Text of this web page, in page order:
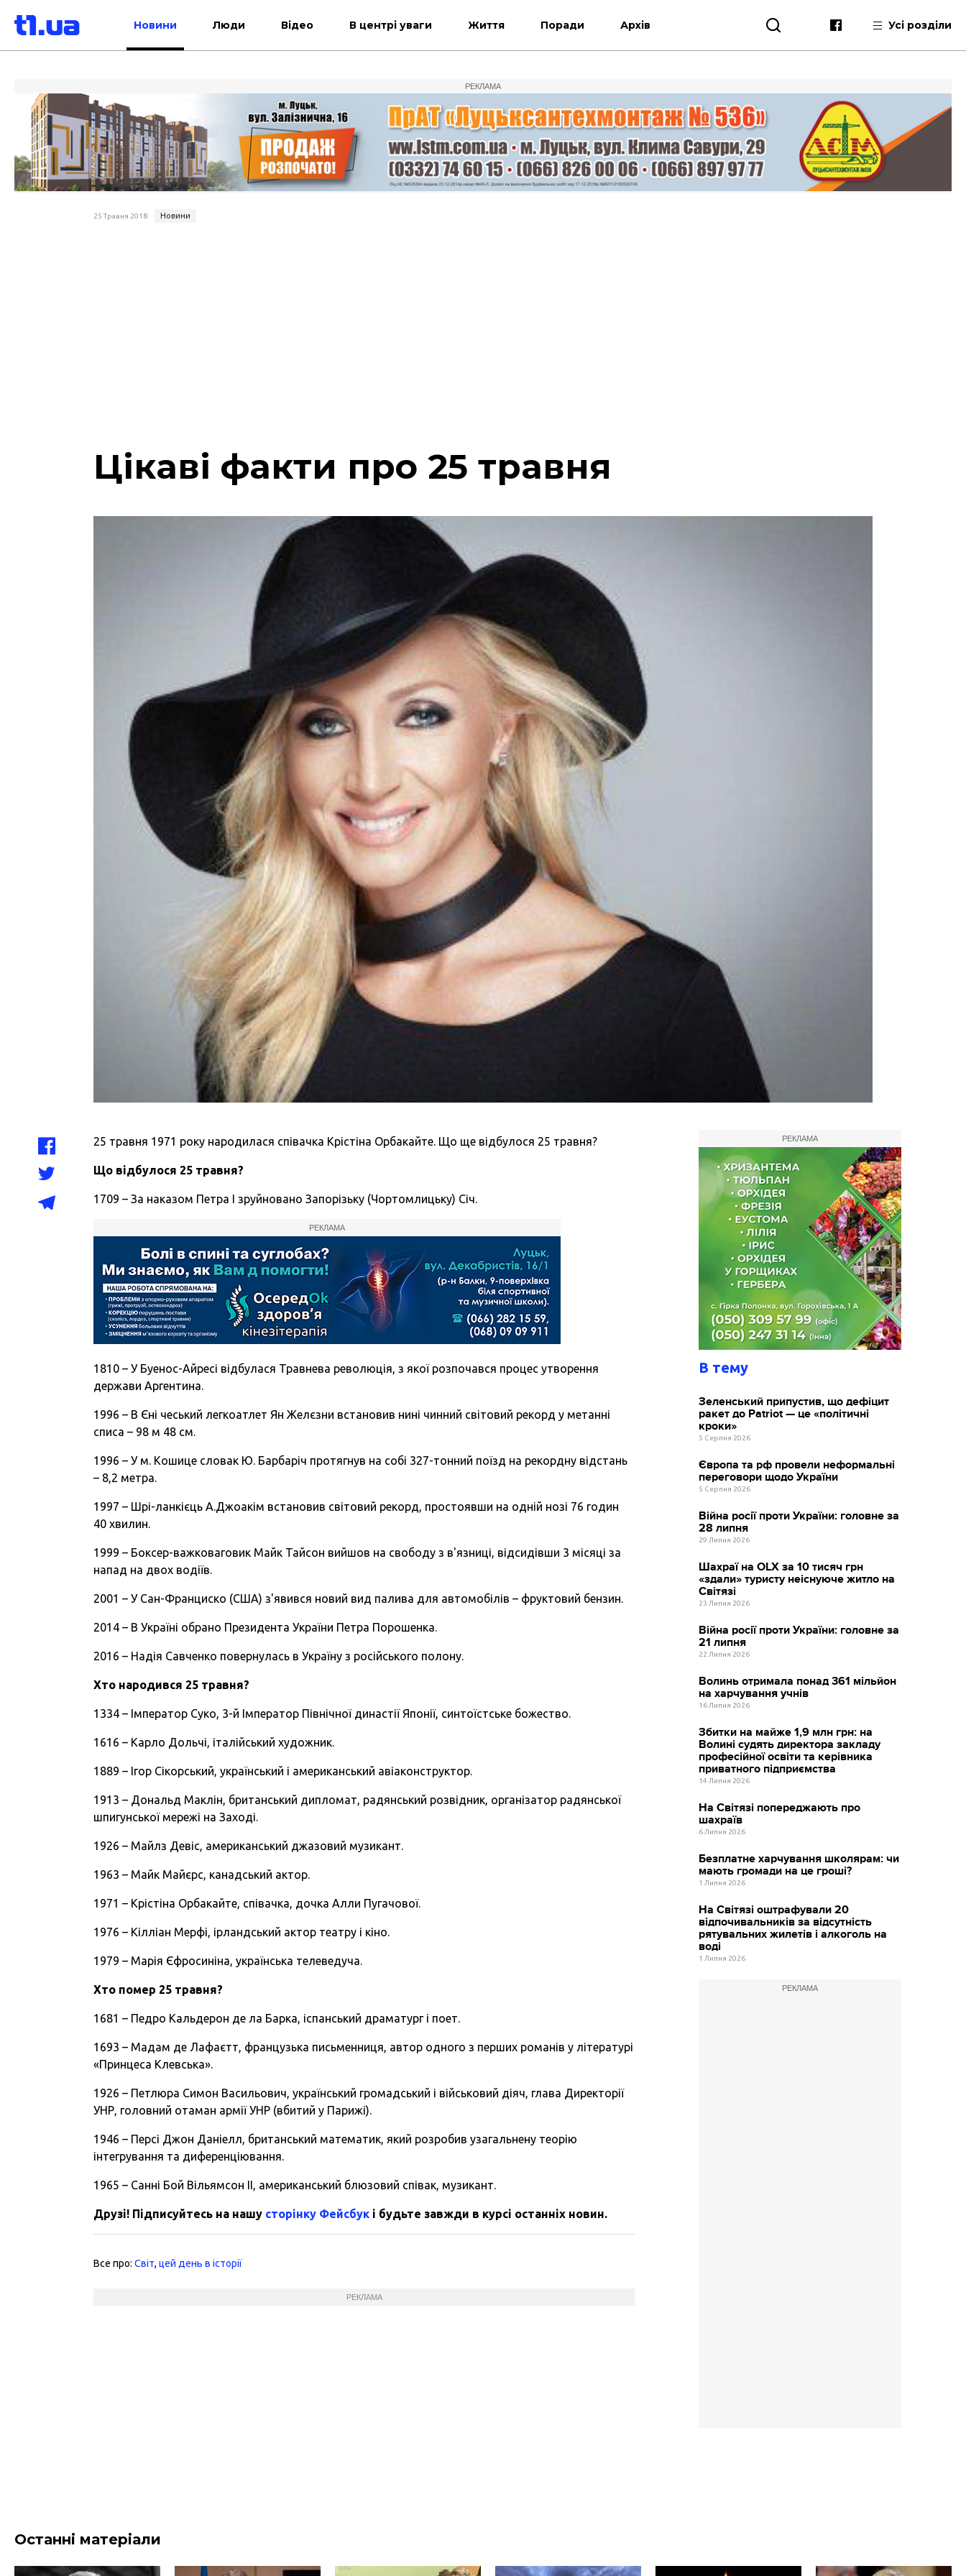
Новини Люди Відео В центрі уваги Життя Поради Архів Усі розділи
РЕКЛАМА
25 Травня 2018 Новини
Цікаві факти про 25 травня
25 травня 1971 року народилася співачка Крістіна Орбакайте. Що ще відбулося 25 травня?
Що відбулося 25 травня?
1709 – За наказом Петра I зруйновано Запорізьку (Чортомлицьку) Січ.
РЕКЛАМА
1810 – У Буенос-Айресі відбулася Травнева революція, з якої розпочався процес утворення
держави Аргентина.
1996 – В Єні чеський легкоатлет Ян Желєзни встановив нині чинний світовий рекорд у метанні
списа – 98 м 48 см.
1996 – У м. Кошице словак Ю. Барбаріч протягнув на собі 327-тонний поїзд на рекордну відстань
– 8,2 метра.
1997 – Шрі-ланкієць А.Джоакім встановив світовий рекорд, простоявши на одній нозі 76 годин
40 хвилин.
1999 – Боксер-важковаговик Майк Тайсон вийшов на свободу з в'язниці, відсидівши 3 місяці за
напад на двох водіїв.
2001 – У Сан-Франциско (США) з'явився новий вид палива для автомобілів – фруктовий бензин.
2014 – В Україні обрано Президента України Петра Порошенка.
2016 – Надія Савченко повернулась в Україну з російського полону.
Хто народився 25 травня?
1334 – Імператор Суко, 3-й Імператор Північної династії Японії, синтоїстське божество.
1616 – Карло Дольчі, італійський художник.
1889 – Ігор Сікорський, український і американський авіаконструктор.
1913 – Дональд Маклін, британський дипломат, радянський розвідник, організатор радянської
шпигунської мережі на Заході.
1926 – Майлз Девіс, американський джазовий музикант.
1963 – Майк Майєрс, канадський актор.
1971 – Крістіна Орбакайте, співачка, дочка Алли Пугачової.
1976 – Кілліан Мерфі, ірландський актор театру і кіно.
1979 – Марія Єфросиніна, українська телеведуча.
Хто помер 25 травня?
1681 – Педро Кальдерон де ла Барка, іспанський драматург і поет.
1693 – Мадам де Лафаєтт, французька письменниця, автор одного з перших романів у літературі
«Принцеса Клевська».
1926 – Петлюра Симон Васильович, український громадський і військовий діяч, глава Директорії
УНР, головний отаман армії УНР (вбитий у Парижі).
1946 – Персі Джон Даніелл, британський математик, який розробив узагальнену теорію
інтегрування та диференціювання.
1965 – Санні Бой Вільямсон II, американський блюзовий співак, музикант.
Друзі! Підписуйтесь на нашу сторінку Фейсбук і будьте завжди в курсі останніх новин.
Все про:Світ,цей день в історії
РЕКЛАМА
РЕКЛАМА
В тему
Зеленський припустив, що дефіцит
ракет до Patriot — це «політичні
кроки»
5 Серпня 2026
Європа та рф провели неформальні
переговори щодо України
5 Серпня 2026
Війна росії проти України: головне за
28 липня
29 Липня 2026
Шахраї на OLX за 10 тисяч грн
«здали» туристу неіснуюче житло на
Світязі
23 Липня 2026
Війна росії проти України: головне за
21 липня
22 Липня 2026
Волинь отримала понад 361 мільйон
на харчування учнів
16 Липня 2026
Збитки на майже 1,9 млн грн: на
Волині судять директора закладу
професійної освіти та керівника
приватного підприємства
14 Липня 2026
На Світязі попереджають про
шахраїв
6 Липня 2026
Безплатне харчування школярам: чи
мають громади на це гроші?
1 Липня 2026
На Світязі оштрафували 20
відпочивальників за відсутність
рятувальних жилетів і алкоголь на
воді
1 Липня 2026
РЕКЛАМА
Останні матеріали